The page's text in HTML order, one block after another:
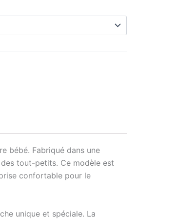
bébé. Fabriqué dans une
tout-petits. Ce modèle est
confortable pour le
unique et spéciale. La